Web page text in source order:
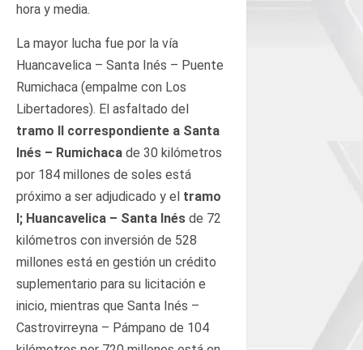
hora y media.
La mayor lucha fue por la vía
Huancavelica – Santa Inés – Puente
Rumichaca (empalme con Los
Libertadores). El asfaltado del
tramo II correspondiente a Santa
Inés – Rumichaca de 30 kilómetros
por 184 millones de soles está
próximo a ser adjudicado y el tramo
I; Huancavelica – Santa Inés de 72
kilómetros con inversión de 528
millones está en gestión un crédito
suplementario para su licitación e
inicio, mientras que Santa Inés –
Castrovirreyna – Pámpano de 104